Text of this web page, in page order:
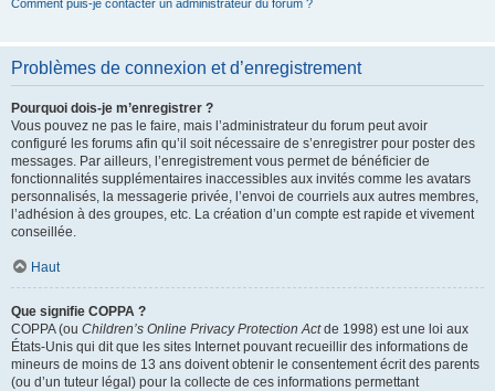
Comment puis-je contacter un administrateur du forum ?
Problèmes de connexion et d’enregistrement
Pourquoi dois-je m’enregistrer ?
Vous pouvez ne pas le faire, mais l’administrateur du forum peut avoir
configuré les forums afin qu’il soit nécessaire de s’enregistrer pour poster des
messages. Par ailleurs, l’enregistrement vous permet de bénéficier de
fonctionnalités supplémentaires inaccessibles aux invités comme les avatars
personnalisés, la messagerie privée, l’envoi de courriels aux autres membres,
l’adhésion à des groupes, etc. La création d’un compte est rapide et vivement
conseillée.
Haut
Que signifie COPPA ?
COPPA (ou Children’s Online Privacy Protection Actde 1998) est une loi aux
États-Unis qui dit que les sites Internet pouvant recueillir des informations de
mineurs de moins de 13 ans doivent obtenir le consentement écrit des parents
(ou d’un tuteur légal) pour la collecte de ces informations permettant